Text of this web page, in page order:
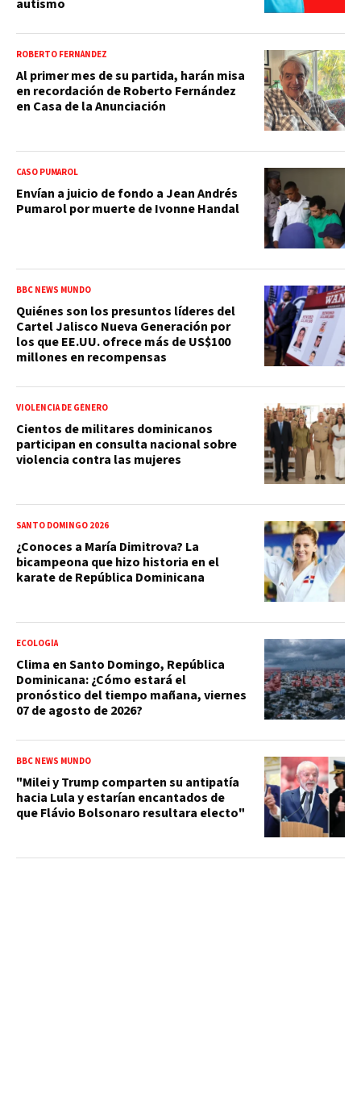
autismo
ROBERTO FERNÁNDEZ
Al primer mes de su partida, harán misa
en recordación de Roberto Fernández
en Casa de la Anunciación
CASO PUMAROL
Envían a juicio de fondo a Jean Andrés
Pumarol por muerte de Ivonne Handal
BBC NEWS MUNDO
Quiénes son los presuntos líderes del
Cartel Jalisco Nueva Generación por
los que EE.UU. ofrece más de US$100
millones en recompensas
VIOLENCIA DE GÉNERO
Cientos de militares dominicanos
participan en consulta nacional sobre
violencia contra las mujeres
SANTO DOMINGO 2026
¿Conoces a María Dimitrova? La
bicampeona que hizo historia en el
karate de República Dominicana
ECOLOGÍA
Clima en Santo Domingo, República
Dominicana: ¿Cómo estará el
pronóstico del tiempo mañana, viernes
07 de agosto de 2026?
BBC NEWS MUNDO
"Milei y Trump comparten su antipatía
hacia Lula y estarían encantados de
que Flávio Bolsonaro resultara electo"